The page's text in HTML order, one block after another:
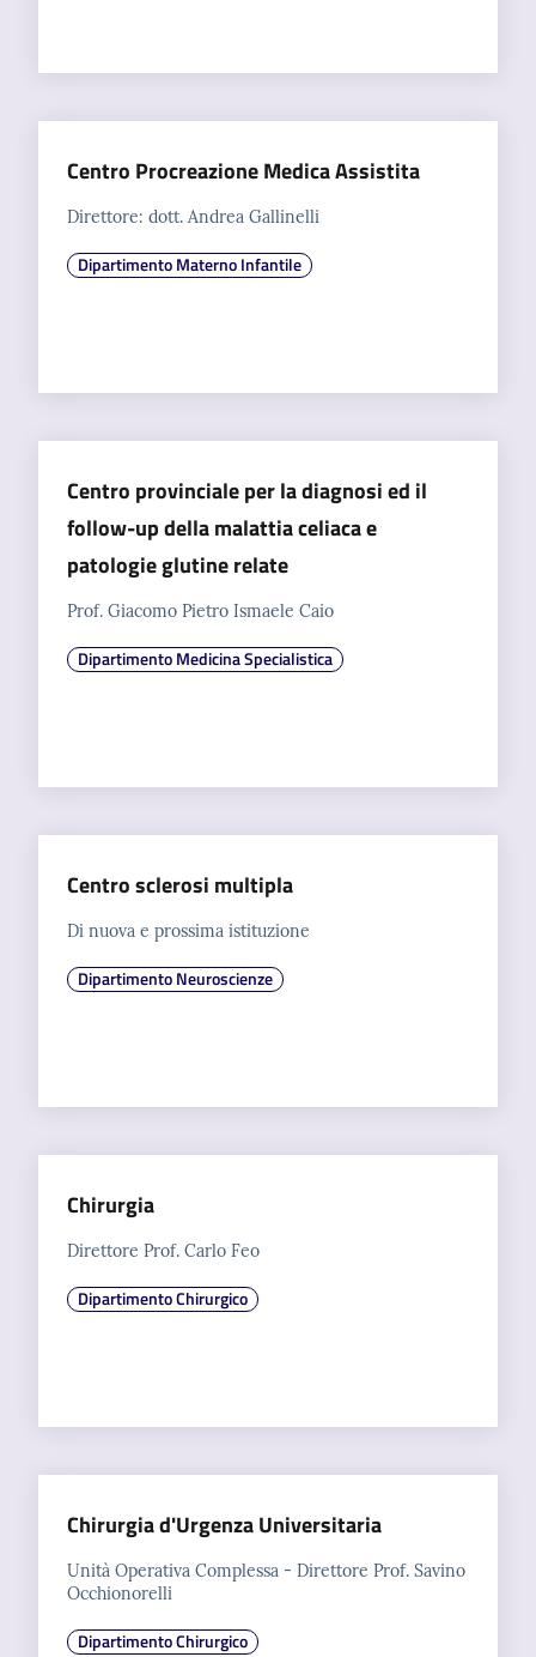
Centro Procreazione Medica Assistita
Direttore: dott. Andrea Gallinelli
Dipartimento Materno Infantile
Centro provinciale per la diagnosi ed il
follow-up della malattia celiaca e
patologie glutine relate
Prof. Giacomo Pietro Ismaele Caio
Dipartimento Medicina Specialistica
Centro sclerosi multipla
Di nuova e prossima istituzione
Dipartimento Neuroscienze
Chirurgia
Direttore Prof. Carlo Feo
Dipartimento Chirurgico
Chirurgia d'Urgenza Universitaria
Unità Operativa Complessa - Direttore Prof. Savino
Occhionorelli
Dipartimento Chirurgico